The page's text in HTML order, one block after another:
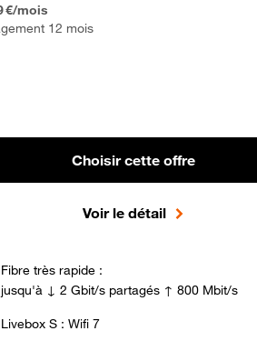
€/mois
12 mois
Choisir cette offre
Voir le détail
Fibre très rapide :
jusqu'à ↓ 2 Gbit/s partagés ↑ 800 Mbit/s
Livebox S : Wifi 7